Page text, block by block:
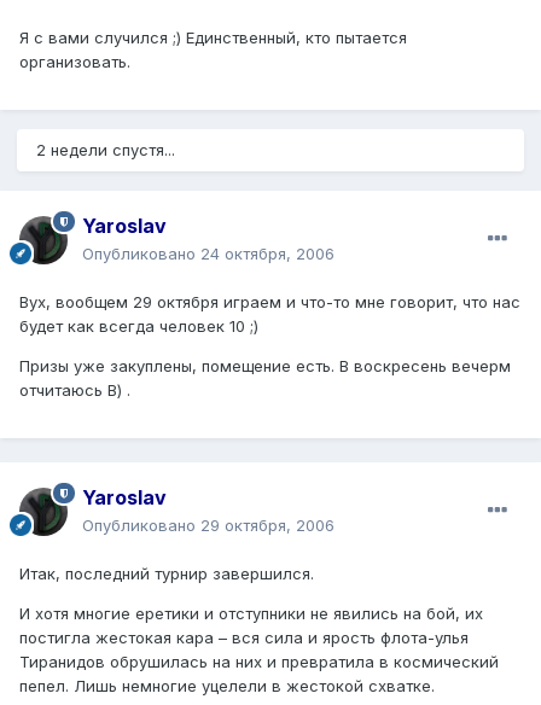
Я с вами случился ;) Единственный, кто пытается
организовать.
2 недели спустя...
Yaroslav
Опубликовано 24 октября, 2006
Вух, вообщем 29 октября играем и что-то мне говорит, что нас
будет как всегда человек 10 ;)
Призы уже закуплены, помещение есть. В воскресень вечерм
отчитаюсь В) .
Yaroslav
Опубликовано 29 октября, 2006
Итак, последний турнир завершился.
И хотя многие еретики и отступники не явились на бой, их
постигла жестокая кара – вся сила и ярость флота-улья
Тиранидов обрушилась на них и превратила в космический
пепел. Лишь немногие уцелели в жестокой схватке.